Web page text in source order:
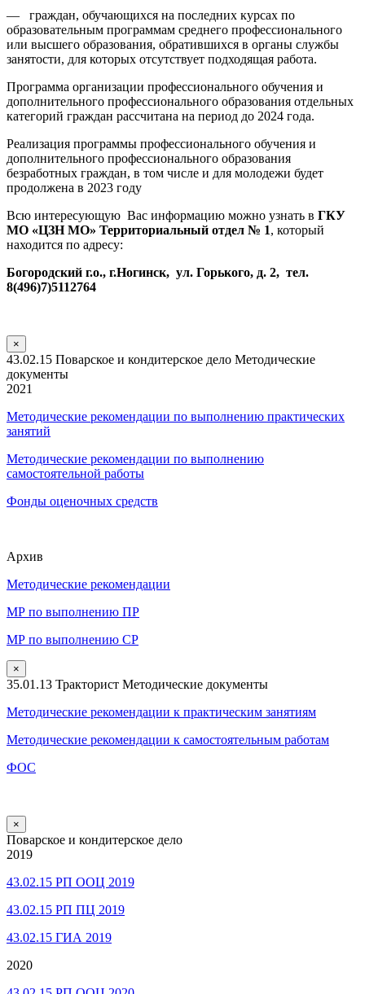
— граждан, обучающихся на последних курсах по
образовательным программам среднего профессионального
или высшего образования, обратившихся в органы службы
занятости, для которых отсутствует подходящая работа.
Программа организации профессионального обучения и
дополнительного профессионального образования отдельных
категорий граждан рассчитана на период до 2024 года.
Реализация программы профессионального обучения и
дополнительного профессионального образования
безработных граждан, в том числе и для молодежи будет
продолжена в 2023 году
Всю интересующую Вас информацию можно узнать в ГКУ
МО «ЦЗН МО» Территориальный отдел № 1, который
находится по адресу:
Богородский г.о., г.Ногинск, ул. Горького, д. 2, тел.
8(496)7)5112764
×
43.02.15 Поварское и кондитерское дело Методические
документы
2021
Методические рекомендации по выполнению практических
занятий
Методические рекомендации по выполнению
самостоятельной работы
Фонды оценочных средств
Архив
Методические рекомендации
МР по выполнению ПР
МР по выполнению СР
×
35.01.13 Тракторист Методические документы
Методические рекомендации к практическим занятиям
Методические рекомендации к самостоятельным работам
ФОС
×
Поварское и кондитерское дело
2019
43.02.15 РП ООЦ 2019
43.02.15 РП ПЦ 2019
43.02.15 ГИА 2019
2020